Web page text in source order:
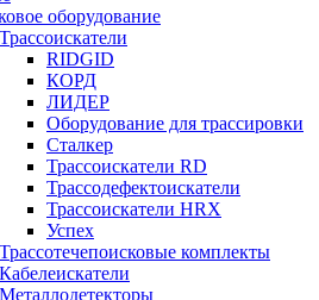
оборудование
Трассоискатели
RIDGID
КОРД
ЛИДЕР
Оборудование для трассировки
Сталкер
Трасcоискатели RD
Трассодефектоискатели
Трассоискатели HRX
Успех
Трассотечепоисковые комплекты
Кабелеискатели
Металлодетекторы